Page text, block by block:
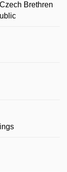
Brethren